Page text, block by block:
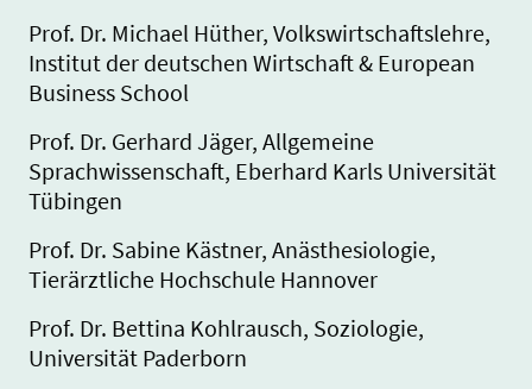
Prof. Dr. Michael Hüther, Volkswirtschaftslehre,
Institut der deutschen Wirtschaft & European
Business School
Prof. Dr. Gerhard Jäger, Allgemeine
Sprachwissenschaft, Eberhard Karls Universität
Tübingen
Prof. Dr. Sabine Kästner, Anästhesiologie,
Tierärztliche Hochschule Hannover
Prof. Dr. Bettina Kohlrausch, Soziologie,
Universität Paderborn